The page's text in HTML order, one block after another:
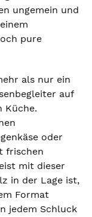
ungemein und
pure
als nur ein
auf
Küche.
oder
frischen
mit dieser
in der Lage ist,
Format
jedem Schluck